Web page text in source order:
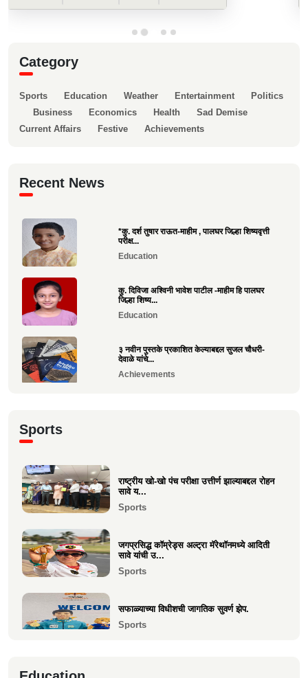
Category
Sports Education Weather Entertainment
Politics
Business
Economics Health
Sad Demise
Current Affairs
Festive Achievements
Recent News
*कु. दर्श तुषार राऊत-माहीम , पालघर जिल्हा शिष्यवृत्ती
परीक्ष...
Education
कु. दिविजा अश्विनी भावेश पाटील -माहीम हि पालघर
जिल्हा शिष्य...
Education
३ नवीन पुस्तके प्रकाशित केल्याबद्दल सुजल चौधरी-
देवाळे यांचे...
Achievements
रत...
Achievements
Politics
Education
Sports
राष्ट्रीय खो-खो पंच परीक्षा उत्तीर्ण झाल्याबद्दल रोहन
सावे य...
Sports
जगप्रसिद्ध कॉम्रेड्स अल्ट्रा मॅरेथॉनमध्ये आदिती
सावे यांची उ...
Sports
सफाळ्याच्या विधीशची जागतिक सुवर्ण झेप.
Sports